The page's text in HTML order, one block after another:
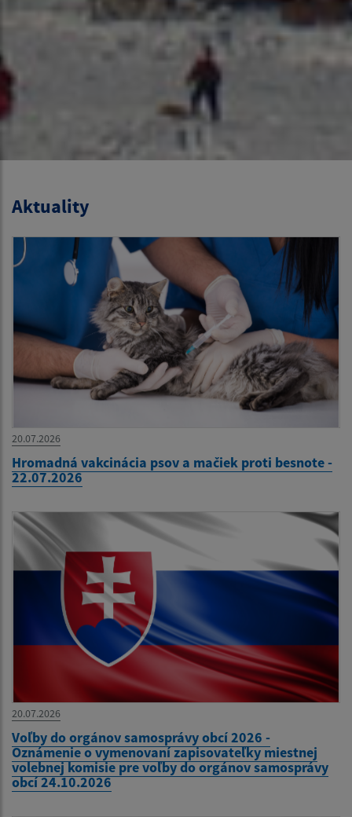
Aktuality
20.07.2026
Hromadná vakcinácia psov a mačiek proti besnote -
22.07.2026
20.07.2026
Voľby do orgánov samosprávy obcí 2026 -
Oznámenie o vymenovaní zapisovateľky miestnej
volebnej komisie pre voľby do orgánov samosprávy
obcí 24.10.2026